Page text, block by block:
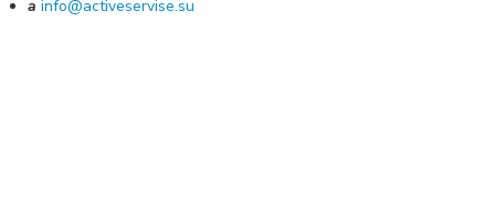
a info@activeservise.su